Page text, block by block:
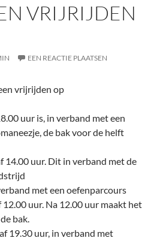
VRIJRIJDEN
EEN REACTIE PLAATSEN
vrijrijden op
uur is, in verband met een
de bak voor de helft
14.00 uur. Dit in verband met de
met een oefenparcours
uur. Na 12.00 uur maakt het
bak.
19.30 uur, in verband met